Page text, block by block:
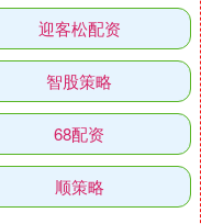
迎客松配资
智股策略
68配资
顺策略